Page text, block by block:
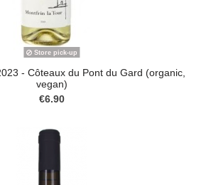
Store pick-up
- Côteaux du Pont du Gard (organic,
vegan)
€6.90